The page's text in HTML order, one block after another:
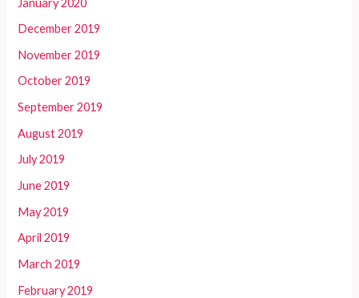
December 2019
November 2019
October 2019
September 2019
August 2019
July 2019
June 2019
May 2019
April 2019
March 2019
February 2019